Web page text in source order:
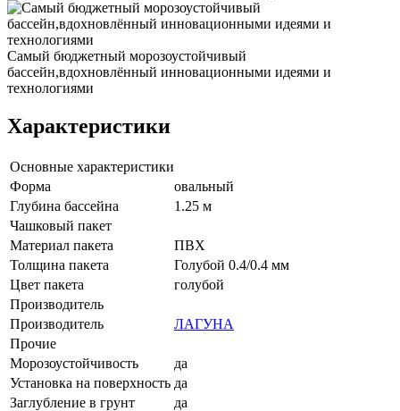
Самый бюджетный морозоустойчивый
бассейн,вдохновлённый инновационными идеями и
технологиями
Характеристики
Основные характеристики
Форма
овальный
Глубина бассейна
1.25 м
Чашковый пакет
Материал пакета
ПВХ
Толщина пакета
Голубой 0.4/0.4 мм
Цвет пакета
голубой
Производитель
Производитель
ЛАГУНА
Прочие
Морозоустойчивость
да
Установка на поверхность да
Заглубление в грунт
да